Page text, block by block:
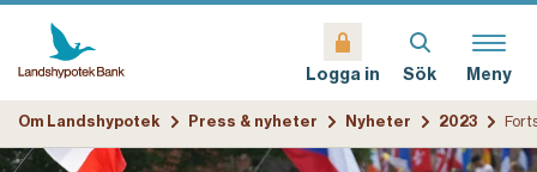
Logga in Sök Meny
Om Landshypotek Press & nyheter Nyheter 2023